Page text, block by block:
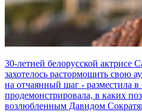
30-летней белорусской актрисе
захотелось растормошить свою
на отчаянный шаг - разместила
продемонстрировала, в каких
возлюбленным Давидом